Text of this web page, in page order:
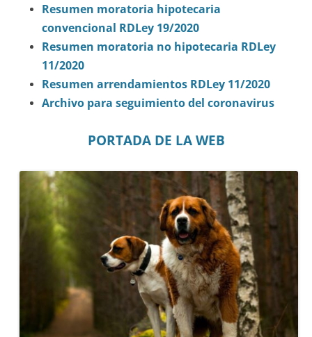
Resumen moratoria hipotecaria
convencional RDLey 19/2020
Resumen moratoria no hipotecaria RDLey
11/2020
Resumen arrendamientos RDLey 11/2020
Archivo para seguimiento del coronavirus
PORTADA DE LA WEB